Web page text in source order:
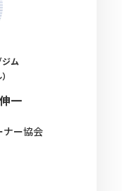
ジム
一
ナー協会